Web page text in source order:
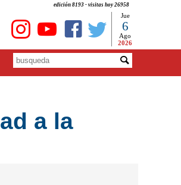
edición 8193 - visitas hoy 26958
Jue
6
Ago
2026
a la